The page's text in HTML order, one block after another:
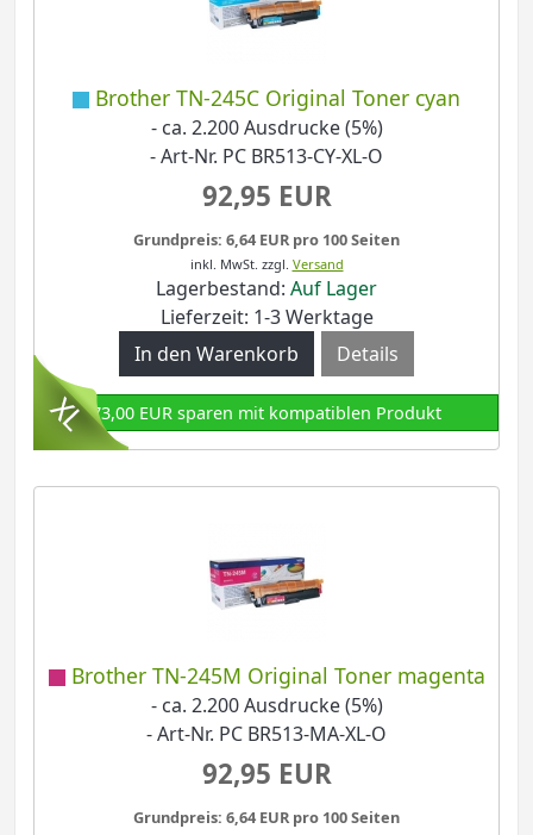
Brother TN-245C Original Toner cyan
- ca. 2.200 Ausdrucke (5%)
- Art-Nr. PC BR513-CY-XL-O
92,95 EUR
Grundpreis: 6,64 EUR pro 100 Seiten
inkl. MwSt. zzgl. Versand
Lagerbestand: Auf Lager
Lieferzeit: 1-3 Werktage
Details
73,00 EUR sparen mit kompatiblen Produkt
Brother TN-245M Original Toner magenta
- ca. 2.200 Ausdrucke (5%)
- Art-Nr. PC BR513-MA-XL-O
92,95 EUR
Grundpreis: 6,64 EUR pro 100 Seiten